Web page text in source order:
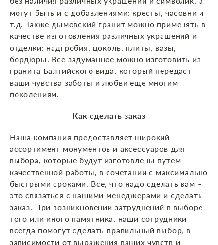
могут быть и с добавлениями: кресты, часовни и
т.д. Также дымовский гранит можно применять в
качестве изготовления различных украшений и
отделки: надгробия, цоколь, плиты, вазы,
бордюры. Все задуманное можно изготовить из
гранита Балтийского вида, который передаст
ваши чувства заботы и любви еще многим
поколениям.
Как сделать заказ
Наша компания предоставляет широкий
ассортимент монументов и аксессуаров для
выбора, которые будут изготовлены путем
качественной работы, в сочетании с максимально
быстрыми сроками. Все, что надо сделать вам –
это связаться с нашими менеджерами и сделать
заказ. При возникновении затруднений в выборе
того или иного памятника, наши сотрудники
всегда помогут сделать правильный выбор, в
зависимости от выражения ваших чувств и